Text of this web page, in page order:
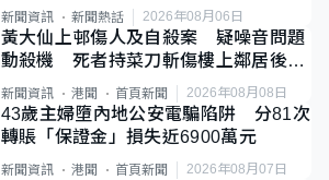
新聞資訊 新聞熱話 2026年08月06日
黃大仙上邨傷人及自殺案 疑噪音問題
動殺機 死者持菜刀斬傷樓上鄰居後墮
斃
新聞資訊 港聞 首頁新聞 2026年08月08日
43歲主婦墮內地公安電騙陷阱 分81次
轉賬「保證金」損失近6900萬元
新聞資訊 港聞 首頁新聞 2026年08月07日